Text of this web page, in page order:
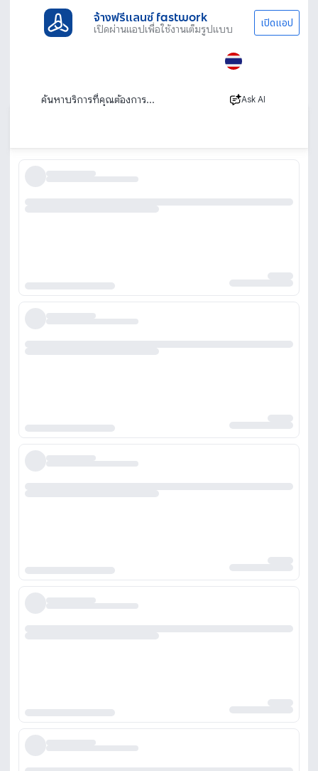
จ้างฟรีแลนซ์ fastwork
เปิดผ่านแอปเพื่อใช้งานเต็มรูปแบบ เปิดแอป
Ask AI
สไตลิสต์ส่วนตัว (Personal Stylist &
Personal Shopper)